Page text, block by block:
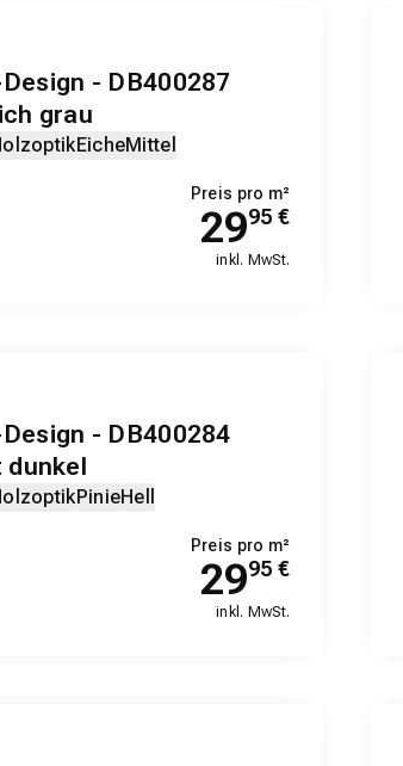
- DB400287
grau
EicheMittel
Preis pro m²
2995 €
inkl. MwSt.
- DB400284
dunkel
PinieHell
Preis pro m²
2995 €
inkl. MwSt.